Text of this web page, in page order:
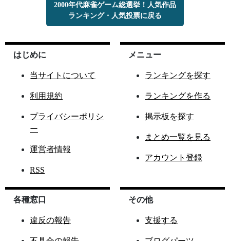
2000年代麻雀ゲーム総選挙！人気作品
ランキング・人気投票に戻る
はじめに
当サイトについて
利用規約
プライバシーポリシ
ー
運営者情報
RSS
メニュー
ランキングを探す
ランキングを作る
掲示板を探す
まとめ一覧を見る
アカウント登録
各種窓口
違反の報告
その他
支援する